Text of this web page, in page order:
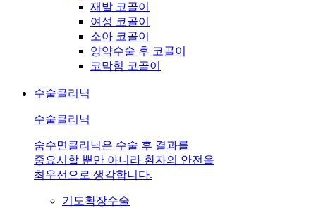
재발 코골이
여성 코골이
소아 코골이
양약수술 후 코골이
코막힘 코골이
수술클리닉
수술클리닉
숨수면클리닉은 수술 후 결과를
중요시할 뿐만 아니라 환자의 안전을
최우선으로 생각합니다.
기도확장수술